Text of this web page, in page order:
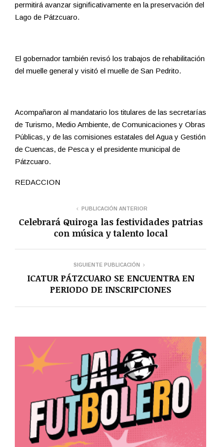
permitirá avanzar significativamente en la preservación del
Lago de Pátzcuaro.
El gobernador también revisó los trabajos de rehabilitación
del muelle general y visitó el muelle de San Pedrito.
Acompañaron al mandatario los titulares de las secretarías
de Turismo, Medio Ambiente, de Comunicaciones y Obras
Públicas, y de las comisiones estatales del Agua y Gestión
de Cuencas, de Pesca y el presidente municipal de
Pátzcuaro.
REDACCION
PUBLICACIÓN ANTERIOR
Celebrará Quiroga las festividades patrias
con música y talento local
SIGUIENTE PUBLICACIÓN
ICATUR PÁTZCUARO SE ENCUENTRA EN
PERIODO DE INSCRIPCIONES